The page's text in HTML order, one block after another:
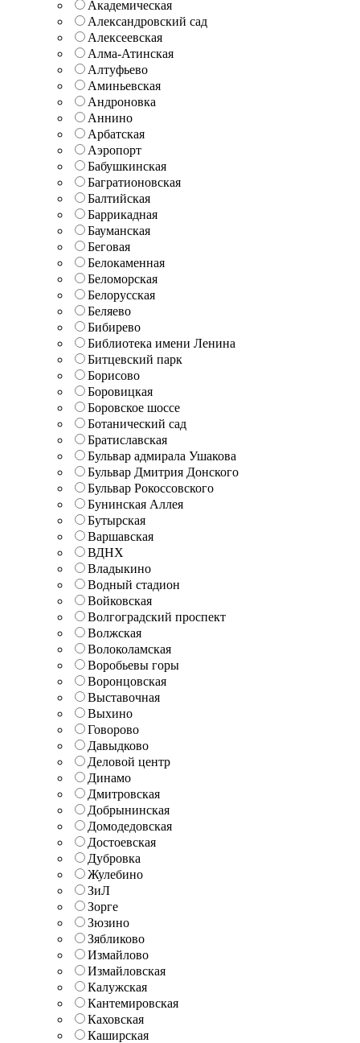
Академическая
Александровский сад
Алексеевская
Алма-Атинская
Алтуфьево
Аминьевская
Андроновка
Аннино
Арбатская
Аэропорт
Бабушкинская
Багратионовская
Балтийская
Баррикадная
Бауманская
Беговая
Белокаменная
Беломорская
Белорусская
Беляево
Бибирево
Библиотека имени Ленина
Битцевский парк
Борисово
Боровицкая
Боровское шоссе
Ботанический сад
Братиславская
Бульвар адмирала Ушакова
Бульвар Дмитрия Донского
Бульвар Рокоссовского
Бунинская Аллея
Бутырская
Варшавская
ВДНХ
Владыкино
Водный стадион
Войковская
Волгоградский проспект
Волжская
Волоколамская
Воробьевы горы
Воронцовская
Выставочная
Выхино
Говорово
Давыдково
Деловой центр
Динамо
Дмитровская
Добрынинская
Домодедовская
Достоевская
Дубровка
Жулебино
ЗиЛ
Зорге
Зюзино
Зябликово
Измайлово
Измайловская
Калужская
Кантемировская
Каховская
Каширская